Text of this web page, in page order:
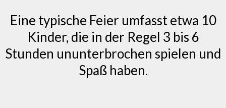
Eine typische Feier umfasst etwa 10
Kinder, die in der Regel 3 bis 6
Stunden ununterbrochen spielen und
Spaß haben.